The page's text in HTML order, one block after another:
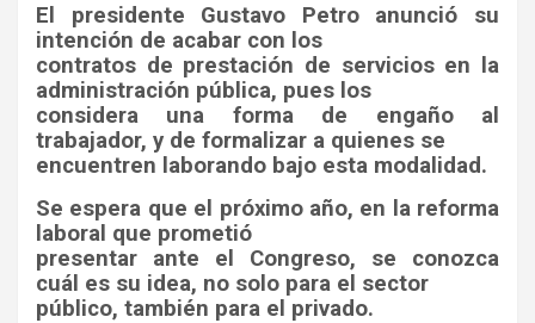
El presidente Gustavo Petro anunció su
intención de acabar con los
contratos de prestación de servicios en la
administración pública, pues los
considera una forma de engaño al
trabajador, y de formalizar a quienes se
encuentren laborando bajo esta modalidad.
Se espera que el próximo año, en la reforma
laboral que prometió
presentar ante el Congreso, se conozca
cuál es su idea, no solo para el sector
público, también para el privado.